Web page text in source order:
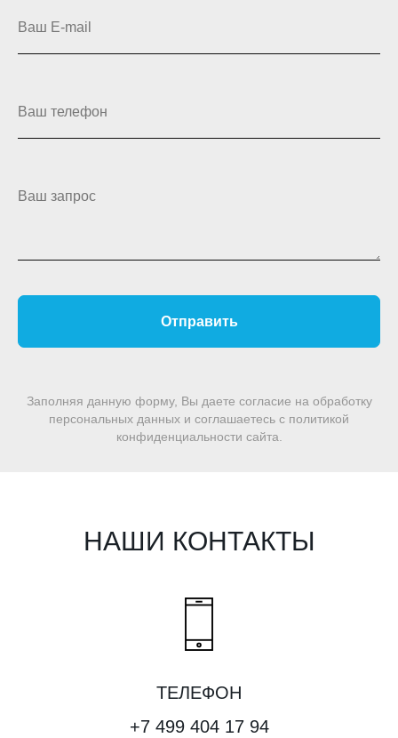
Ваш E-mail
Ваш телефон
Ваш запрос
Отправить
Заполняя данную форму, Вы даете согласие на обработку
персональных данных и соглашаетесь c политикой
конфиденциальности сайта.
НАШИ КОНТАКТЫ
ТЕЛЕФОН
+7 499 404 17 94